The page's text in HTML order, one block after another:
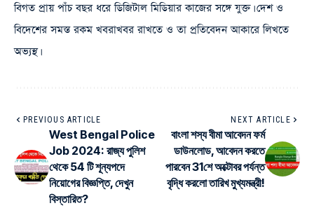
বিগত প্রায় পাঁচ বছর ধরে ডিজিটাল মিডিয়ার কাজের সঙ্গে যুক্ত। দেশ ও
বিদেশের সমস্ত রকম খবরাখবর রাখতে ও তা প্রতিবেদন আকারে লিখতে
অভ্যস্থ।
PREVIOUS ARTICLE
West Bengal Police
Job 2024: রাজ্য পুলিশ
থেকে 54 টি শূন্যপদে
নিয়োগের বিজ্ঞপ্তি, দেখুন
বিস্তারিত?
NEXT ARTICLE
বাংলা শস্য বীমা আবেদন ফর্ম
ডাউনলোড, আবেদন করতে
পারবেন 31শে অক্টোবর পর্যন্ত
বৃদ্ধি করলো তারিখ মুখ্যমন্ত্রী!